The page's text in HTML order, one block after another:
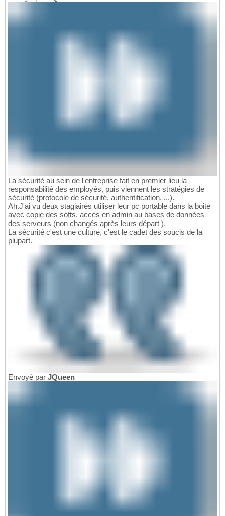
La sécurité au sein de l'entreprise fait en premier lieu la
responsabilité des employés, puis viennent les stratégies de
sécurité (protocole de sécurité, authentification, ...).
Ah.J'ai vu deux stagiaires utiliser leur pc portable dans la boite
avec copie des softs, accès en admin au bases de données
des serveurs (non changés après leurs départ ).
La sécurité c'est une culture, c'est le cadet des soucis de la
plupart.
Envoyé par JQueen